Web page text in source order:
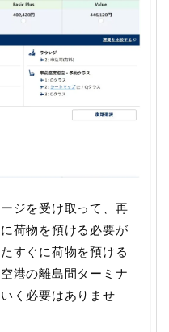
ジを受け取って、再
荷物を預ける必要が
すぐに荷物を預ける
港の離島間ターミナ
く必要はありませ